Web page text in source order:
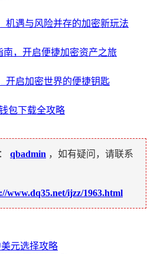
机遇与风险并存的加密新玩法
南，开启便捷加密资产之旅
开启加密世界的便捷钥匙
包下载全攻略
qbadmin ，如有疑问，请联系
www.dq35.net/ijzz/1963.html
元选择攻略